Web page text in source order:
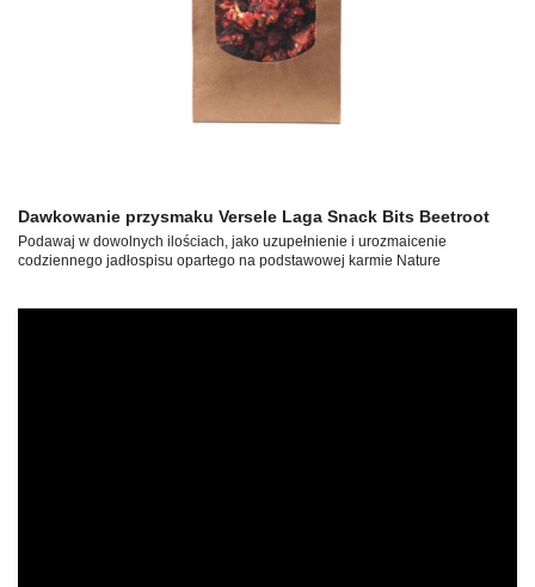
Dawkowanie przysmaku Versele Laga Snack Bits Beetroot
Podawaj w dowolnych ilościach, jako uzupełnienie i urozmaicenie
codziennego jadłospisu opartego na podstawowej karmie Nature